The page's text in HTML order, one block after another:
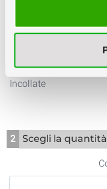
Incollate
2 Scegli la